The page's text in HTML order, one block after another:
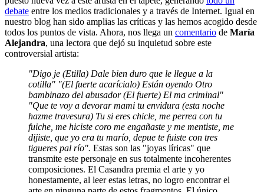
debate entre los medios tradicionales y a través de Internet. Igual en
nuestro blog han sido amplias las críticas y las hemos acogido desde
todos los puntos de vista. Ahora, nos llega un comentario de María
Alejandra, una lectora que dejó su inquietud sobre este
controversial artista:
"Digo je (Etilla) Dale bien duro que le llegue a la
cotilla" "(El fuerte acarícialo) Están oyendo Otro
bambinazo del abusador (El fuerte) El ma criminal"
"Que te voy a devorar mami tu envidura (esta noche
hazme travesura) Tu si eres chicle, me perrea con tu
fuiche, me hiciste coro me engañaste y me mentiste, me
dijiste, que yo era tu marío, depue te fuiste con tres
tigueres pal río". Estas son las "joyas líricas" que
transmite este personaje en sus totalmente incoherentes
composiciones. El Casandra premia el arte y yo
honestamente, al leer estas letras, no logro encontrar el